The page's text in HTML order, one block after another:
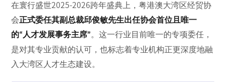
在寰行盛世2025-2026跨年盛典上，粤港澳大湾区经贸协
会正式委任其副总裁邱俊敏先生出任协会首位且唯一
的“ 人才发展事务主席”。这一行业目前唯一的专项委任，
是对其专业贡献的认可，也标志着专业机构正更深度地融
入大湾区人才生态建设。